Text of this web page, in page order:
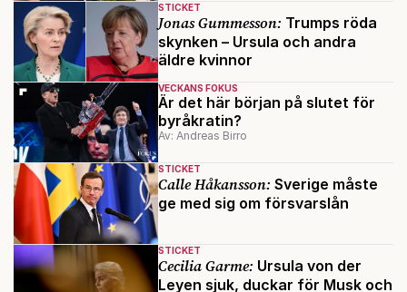
STICKET
Jonas Gummesson: Trumps röda
skynken – Ursula och andra
äldre kvinnor
VECKANS FOKUS
Är det här början på slutet för
byråkratin?
Av: Andreas Birro
STICKET
Calle Håkansson: Sverige måste
ge med sig om försvarslån
STICKET
Cecilia Garme: Ursula von der
Leyen sjuk, duckar för Musk och